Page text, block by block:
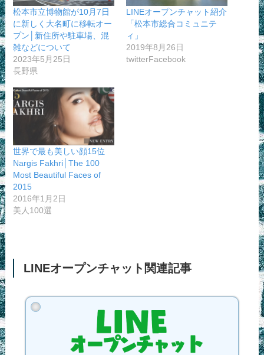
松本市立博物館が10月7日
に新しく大名町に移転オー
プン│新住所や駐車場、混
雑などについて
2023年5月25日
長野県
LINEオープンチャット紹介
「松本市総合コミュニテ
ィ」
2019年8月26日
twitterFacebook
世界で最も美しい顔15位
Nargis Fakhri│The 100
Most Beautiful Faces of
2015
2016年1月2日
美人100選
LINEオープンチャット関連記事